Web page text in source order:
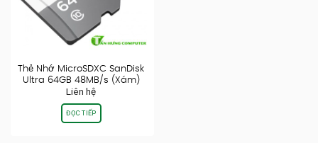
Thẻ Nhớ MicroSDXC SanDisk
Ultra 64GB 48MB/s (Xám)
Liên hệ
ĐỌC TIẾP